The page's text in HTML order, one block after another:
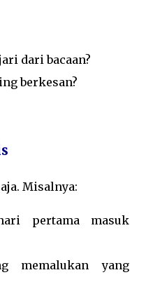
dari bacaan?
berkesan?
Misalnya:
pertama masuk
memalukan yang